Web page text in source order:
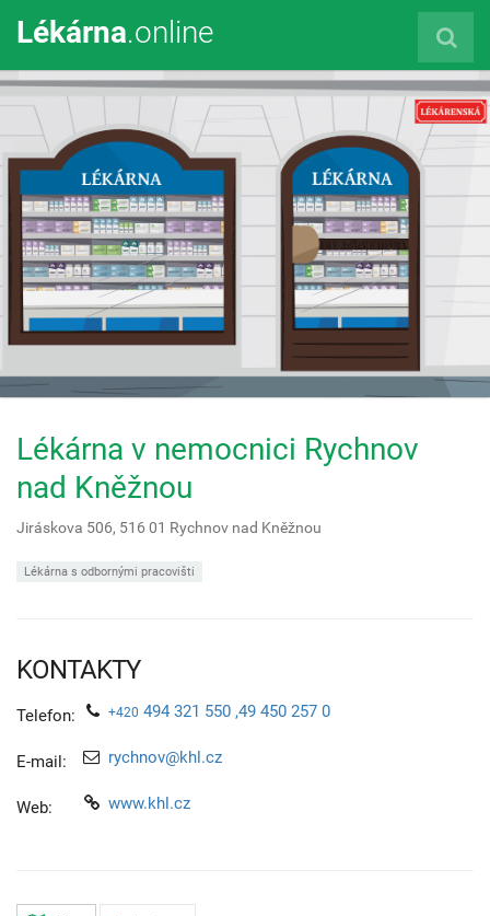
Lékárna.online
Lékárna v nemocnici Rychnov
nad Kněžnou
Jiráskova 506, 516 01 Rychnov nad Kněžnou
Lékárna s odbornými pracovišti
KONTAKTY
Telefon: +420 494 321 550 ,49 450 257 0
E-mail: rychnov@khl.cz
Web: www.khl.cz